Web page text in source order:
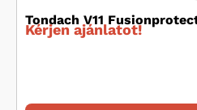
Tondach V11
Kérjen ajánlatot!